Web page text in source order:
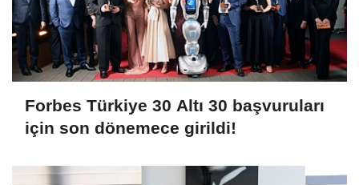
Forbes Türkiye 30 Altı 30 başvuruları
için son dönemece girildi!